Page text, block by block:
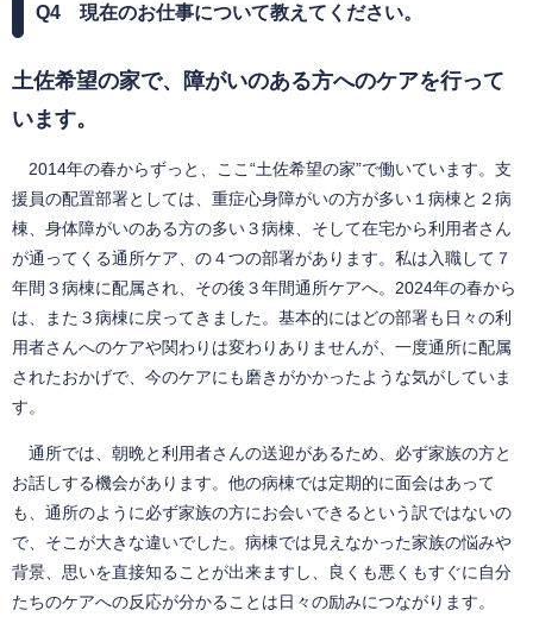
Q4 現在のお仕事について教えてください。
土佐希望の家で、障がいのある方へのケアを行って
います。
2014年の春からずっと、ここ“土佐希望の家”で働いています。支
援員の配置部署としては、重症心身障がいの方が多い１病棟と２病
棟、身体障がいのある方の多い３病棟、そして在宅から利用者さん
が通ってくる通所ケア、の４つの部署があります。私は入職して７
年間３病棟に配属され、その後３年間通所ケアへ。2024年の春から
は、また３病棟に戻ってきました。基本的にはどの部署も日々の利
用者さんへのケアや関わりは変わりありませんが、一度通所に配属
されたおかげで、今のケアにも磨きがかかったような気がしていま
す。
通所では、朝晩と利用者さんの送迎があるため、必ず家族の方と
お話しする機会があります。他の病棟では定期的に面会はあって
も、通所のように必ず家族の方にお会いできるという訳ではないの
で、そこが大きな違いでした。病棟では見えなかった家族の悩みや
背景、思いを直接知ることが出来ますし、良くも悪くもすぐに自分
たちのケアへの反応が分かることは日々の励みにつながります。